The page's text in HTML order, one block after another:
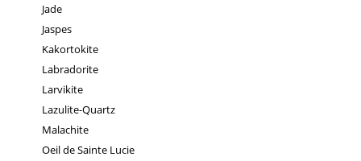
Jade
Jaspes
Kakortokite
Labradorite
Larvikite
Lazulite-Quartz
Malachite
Oeil de Sainte Lucie